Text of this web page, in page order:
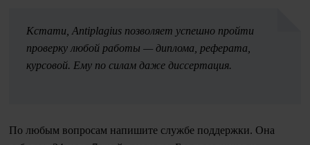
Кстати, Antiplagius позволяет успешно пройти
проверку любой работы — диплома, реферата,
курсовой. Ему по силам даже диссертация.
По любым вопросам напишите службе поддержки. Она